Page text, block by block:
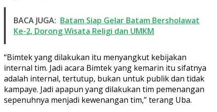
BACA JUGA: Batam Siap Gelar Batam Bersholawat
Ke-2, Dorong Wisata Religi dan UMKM
“Bimtek yang dilakukan itu menyangkut kebijakan
internal tim. Jadi acara Bimtek yang kemarin itu sifatnya
adalah internal, tertutup, bukan untuk publik dan tidak
kampaye. Jadi apapun yang dilakukan tim pemenangan
sepenuhnya menjadi kewenangan tim,” terang Uba.